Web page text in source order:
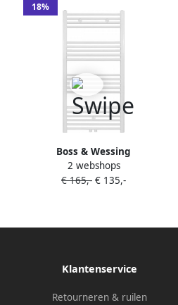
18%
Boss & Wessing
Designradiator BWS Nile
Gobi 120x60cm Geborsteld
2 webshops
€ 165,- € 135,-
Klantenservice
Retourneren & ruilen